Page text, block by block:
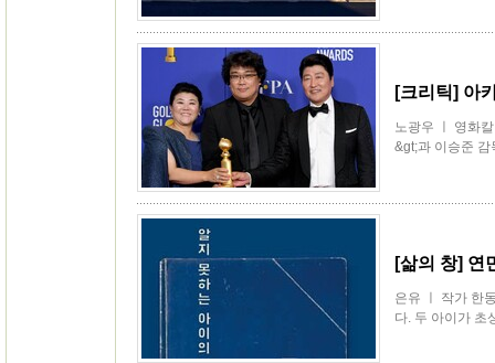
[크리틱] 아
노광우 ㅣ 영화
&gt;과 이승준
[삶의 창] 연
은유 ㅣ 작가 한
다. 두 아이가 초